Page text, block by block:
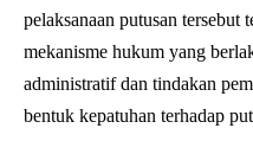
pelaksanaan putusan tersebut
mekanisme hukum yang
administratif dan tindakan
bentuk kepatuhan terhadap